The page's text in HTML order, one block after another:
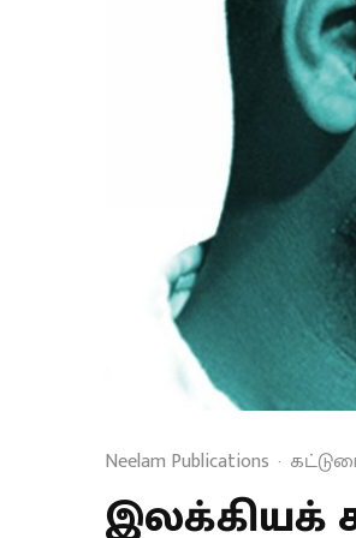
Neelam Publications ·
இலக்கியக்